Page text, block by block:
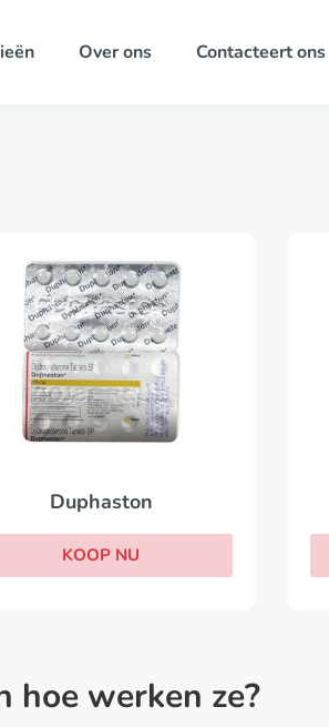
Over ons Contacteert ons
Duphaston
KOOP NU
hoe werken ze?